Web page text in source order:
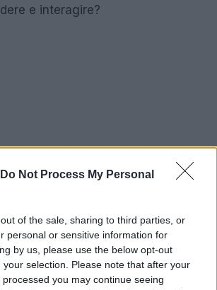
Do Not Process My Personal
of the sale, sharing to third parties, or
personal or sensitive information for
by us, please use the below opt-out
selection. Please note that after your
you may continue seeing
e interagire?
l’intelligenza artificiale sta